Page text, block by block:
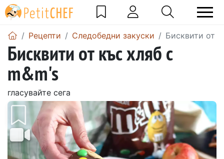
Рецепти Следобедни закуски Бисквити от
Бисквити от къс хляб с
m&m's
гласувайте сега